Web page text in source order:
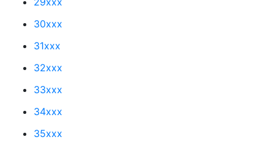
30xxx
31xxx
32xxx
33xxx
34xxx
35xxx